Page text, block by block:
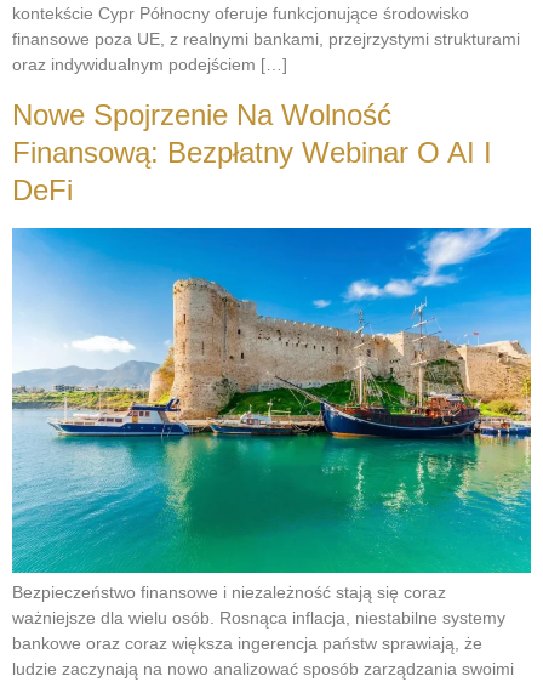
kontekście Cypr Północny oferuje funkcjonujące środowisko
finansowe poza UE, z realnymi bankami, przejrzystymi strukturami
oraz indywidualnym podejściem […]
Nowe Spojrzenie Na Wolność
Finansową: Bezpłatny Webinar O AI I
DeFi
Bezpieczeństwo finansowe i niezależność stają się coraz
ważniejsze dla wielu osób. Rosnąca inflacja, niestabilne systemy
bankowe oraz coraz większa ingerencja państw sprawiają, że
ludzie zaczynają na nowo analizować sposób zarządzania swoimi